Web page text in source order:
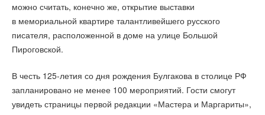
можно считать, конечно же, открытие выставки
в мемориальной квартире талантливейшего русского
писателя, расположенной в доме на улице Большой
Пироговской.
В честь 125-летия со дня рождения Булгакова в столице РФ
запланировано не менее 100 мероприятий. Гости смогут
увидеть страницы первой редакции «Мастера и Маргариты»,